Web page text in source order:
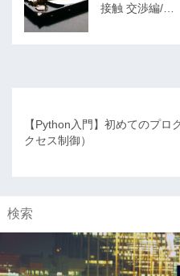
接触 交渉編/…
【Python入門】初めてのプロ
クセス制御）